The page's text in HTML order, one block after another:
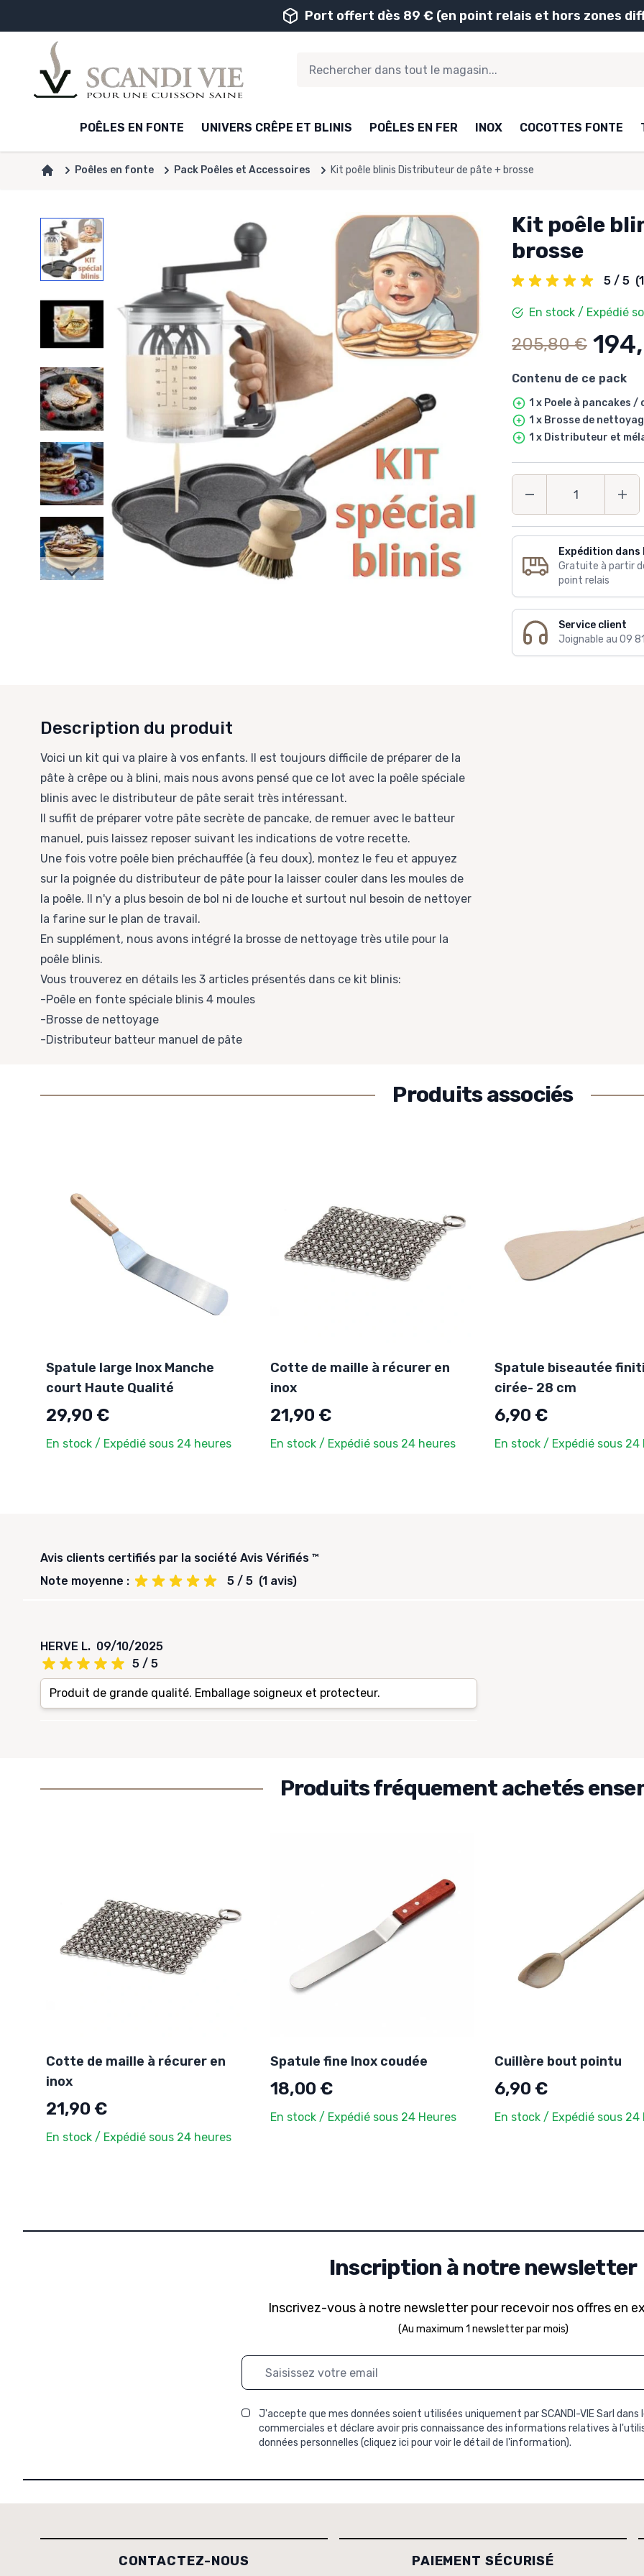
Port offert dès 89 € (en point relais et hors zones
POÊLES EN FONTE UNIVERS CRÊPE ET BLINIS POÊLES EN FER INOX COCOTTES FONTE
Poêles en fonte Pack Poêles et Accessoires Kit poêle blinis Distributeur de pâte + brosse
Slides suivantes
Kit poêle
brosse
5 / 5
En stock / Expédié
205,80 €
Contenu de ce pack
1 x Poele à pancakes
1 x Brosse de
1 x Distributeur et
Expédition dans
Gratuite à partir
point relais
Service client
Joignable au 09
Description du produit
Voici un kit qui va plaire à vos enfants. Il est toujours difficile de préparer de la
pâte à crêpe ou à blini, mais nous avons pensé que ce lot avec la poêle spéciale
blinis avec le distributeur de pâte serait très intéressant.
Il suffit de préparer votre pâte secrète de pancake, de remuer avec le batteur
manuel, puis laissez reposer suivant les indications de votre recette.
Une fois votre poêle bien préchauffée (à feu doux), montez le feu et appuyez
sur la poignée du distributeur de pâte pour la laisser couler dans les moules de
la poêle. Il n'y a plus besoin de bol ni de louche et surtout nul besoin de nettoyer
la farine sur le plan de travail.
En supplément, nous avons intégré la brosse de nettoyage très utile pour la
poêle blinis.
Vous trouverez en détails les 3 articles présentés dans ce kit blinis:
-Poêle en fonte spéciale blinis 4 moules
-Brosse de nettoyage
-Distributeur batteur manuel de pâte
Produits associés
Spatule large Inox Manche
court Haute Qualité
29,90 €
En stock / Expédié sous 24 heures
Cotte de maille à récurer en
inox
21,90 €
En stock / Expédié sous 24 heures
Spatule biseautée
cirée- 28 cm
6,90 €
En stock / Expédié sous 24
Avis clients certifiés par la société Avis Vérifiés ™
Note moyenne :
5 / 5 (1 avis)
HERVE L. 09/10/2025
5 / 5
Produit de grande qualité. Emballage soigneux et protecteur.
Produits fréquement achetés
Cotte de maille à récurer en
inox
21,90 €
En stock / Expédié sous 24 heures
Spatule fine Inox coudée
18,00 €
En stock / Expédié sous 24 Heures
Cuillère bout pointu
6,90 €
En stock / Expédié sous 24
Inscription à notre newsletter
Inscrivez-vous à notre newsletter pour recevoir nos offres en
(Au maximum 1 newsletter par mois)
Adresse mail
J'accepte que mes données soient utilisées uniquement par SCANDI-VIE Sarl
commerciales et déclare avoir pris connaissance des informations relatives à
données personnelles (cliquez ici pour voir le détail de l'information).
CONTACTEZ-NOUS PAIEMENT SÉCURISÉ